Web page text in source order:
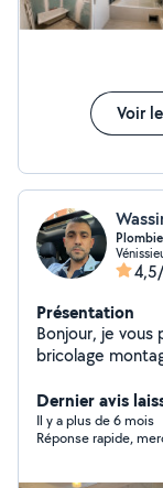
Voir
Présentation
Bonjour, je
bricolage
Dernier avis
Il y a plus de 6 mois
Réponse rapide,